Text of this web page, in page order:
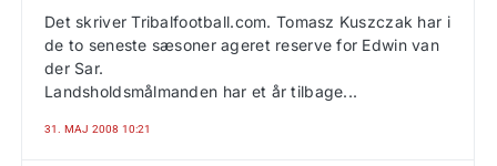
Det skriver Tribalfootball.com. Tomasz Kuszczak har i
de to seneste sæsoner ageret reserve for Edwin van
der Sar.
Landsholdsmålmanden har et år tilbage...
31. MAJ 2008 10:21